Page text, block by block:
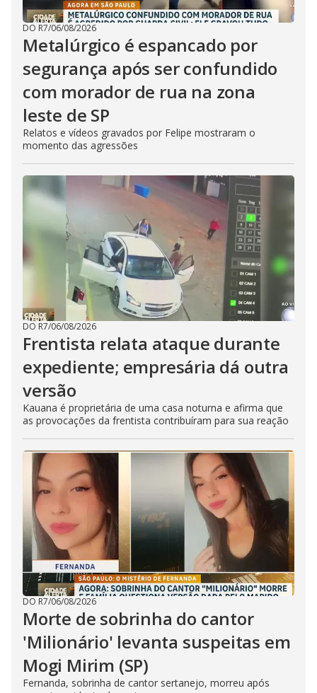
DO R7/06/08/2026
Metalúrgico é espancado por
segurança após ser confundido
com morador de rua na zona
leste de SP
Relatos e vídeos gravados por Felipe mostraram o
momento das agressões
DO R7/06/08/2026
Frentista relata ataque durante
expediente; empresária dá outra
versão
Kauana é proprietária de uma casa noturna e afirma que
as provocações da frentista contribuíram para sua reação
DO R7/06/08/2026
Morte de sobrinha do cantor
'Milionário' levanta suspeitas em
Mogi Mirim (SP)
Fernanda, sobrinha de cantor sertanejo, morreu após